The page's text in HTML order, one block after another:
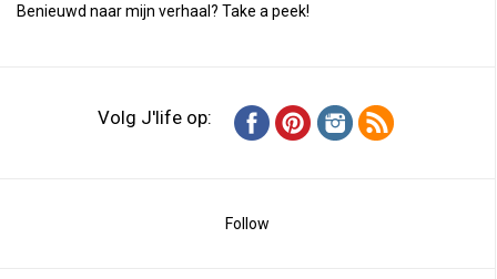
Benieuwd naar mijn verhaal? Take a peek!
Volg J'life op:
Follow